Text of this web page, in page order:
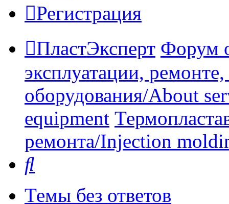
Регистрация
ПластЭксперт Форум
эксплуатации,
оборудования/About
equipment
ремонта/Injection
Темы без ответов